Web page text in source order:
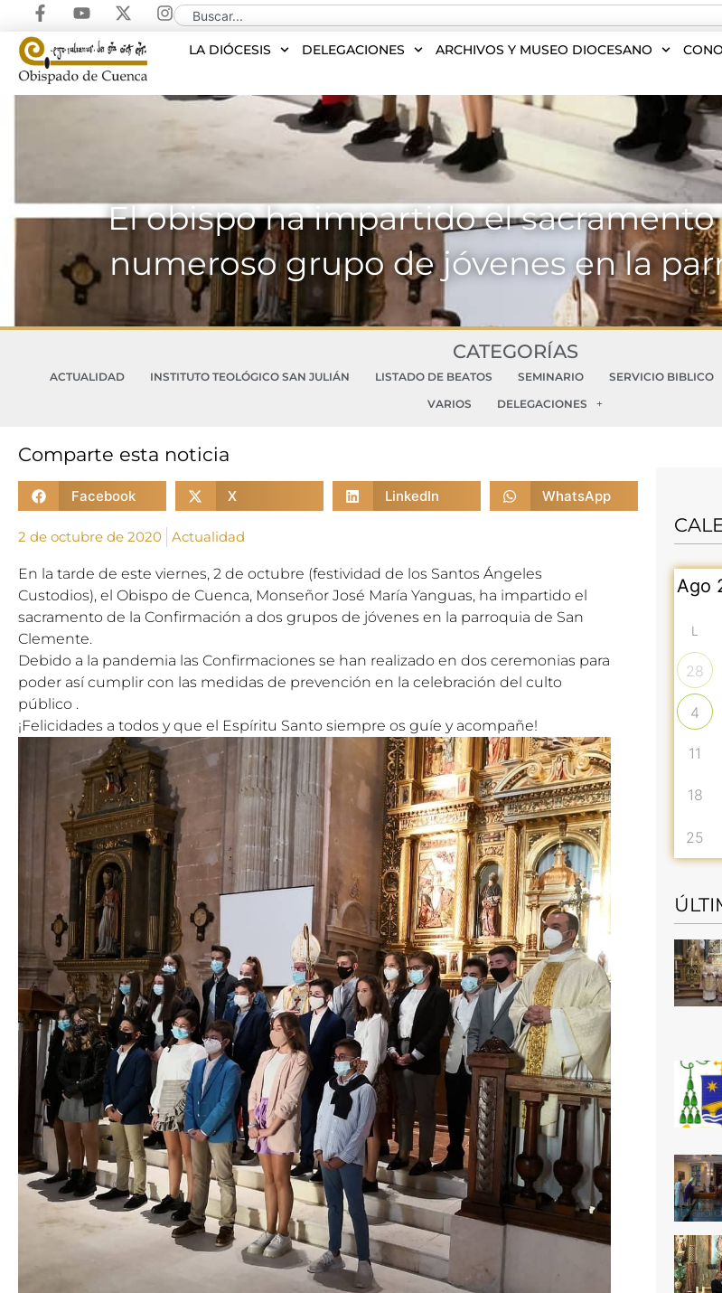
LA DIÓCESIS DELEGACIONES ARCHIVOS Y MUSEO DIOCESANO
El obispo ha impartido el
numeroso grupo de jóvenes en la
CATEGORÍAS
ACTUALIDAD INSTITUTO TEOLÓGICO SAN JULIÁN LISTADO DE BEATOS SEMINARIO SERVICIO BIBLICO
VARIOS
DELEGACIONES
Comparte esta noticia
Facebook X LinkedIn WhatsApp
2 de octubre de 2020 Actualidad
En la tarde de este viernes, 2 de octubre (festividad de los Santos Ángeles
Custodios), el Obispo de Cuenca, Monseñor José María Yanguas, ha impartido el
sacramento de la Confirmación a dos grupos de jóvenes en la parroquia de San
Clemente.
Debido a la pandemia las Confirmaciones se han realizado en dos ceremonias para
poder así cumplir con las medidas de prevención en la celebración del culto
público .
¡Felicidades a todos y que el Espíritu Santo siempre os guíe y acompañe!
L
28
4
11
18
25